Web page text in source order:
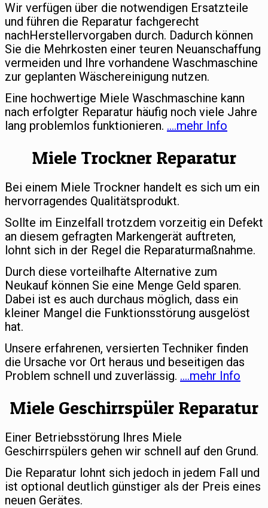
Wir verfügen über die notwendigen Ersatzteile
und führen die Reparatur fachgerecht
nachHerstellervorgaben durch. Dadurch können
Sie die Mehrkosten einer teuren Neuanschaffung
vermeiden und Ihre vorhandene Waschmaschine
zur geplanten Wäschereinigung nutzen.
Eine hochwertige Miele Waschmaschine kann
nach erfolgter Reparatur häufig noch viele Jahre
lang problemlos funktionieren. ….mehr Info
Miele Trockner Reparatur
Bei einem Miele Trockner handelt es sich um ein
hervorragendes Qualitätsprodukt.
Sollte im Einzelfall trotzdem vorzeitig ein Defekt
an diesem gefragten Markengerät auftreten,
lohnt sich in der Regel die Reparaturmaßnahme.
Durch diese vorteilhafte Alternative zum
Neukauf können Sie eine Menge Geld sparen.
Dabei ist es auch durchaus möglich, dass ein
kleiner Mangel die Funktionsstörung ausgelöst
hat.
Unsere erfahrenen, versierten Techniker finden
die Ursache vor Ort heraus und beseitigen das
Problem schnell und zuverlässig. ….mehr Info
Miele Geschirrspüler Reparatur
Einer Betriebsstörung Ihres Miele
Geschirrspülers gehen wir schnell auf den Grund.
Die Reparatur lohnt sich jedoch in jedem Fall und
ist optional deutlich günstiger als der Preis eines
neuen Gerätes.